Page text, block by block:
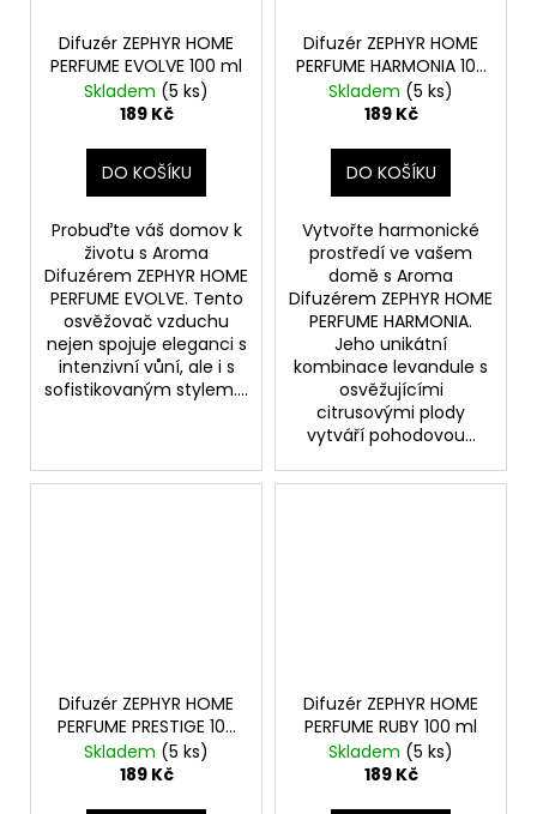
Difuzér ZEPHYR HOME
PERFUME EVOLVE 100 ml
Skladem (5 ks)
189 Kč
DO KOŠÍKU
Probuďte váš domov k
životu s Aroma
Difuzérem ZEPHYR HOME
PERFUME EVOLVE. Tento
osvěžovač vzduchu
nejen spojuje eleganci s
intenzivní vůní, ale i s
sofistikovaným stylem....
Difuzér ZEPHYR HOME
PERFUME HARMONIA 100
ml
Skladem (5 ks)
189 Kč
DO KOŠÍKU
Vytvořte harmonické
prostředí ve vašem
domě s Aroma
Difuzérem ZEPHYR HOME
PERFUME HARMONIA.
Jeho unikátní
kombinace levandule s
osvěžujícími
citrusovými plody
vytváří pohodovou...
Difuzér ZEPHYR HOME
PERFUME PRESTIGE 100
ml
Skladem (5 ks)
189 Kč
Difuzér ZEPHYR HOME
PERFUME RUBY 100 ml
Skladem (5 ks)
189 Kč
DĚTSKÁ